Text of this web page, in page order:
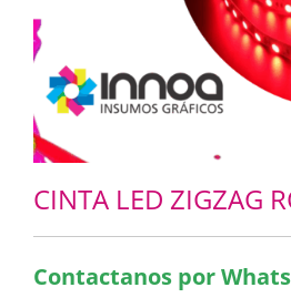
CINTA LED ZIGZAG
Contactanos por